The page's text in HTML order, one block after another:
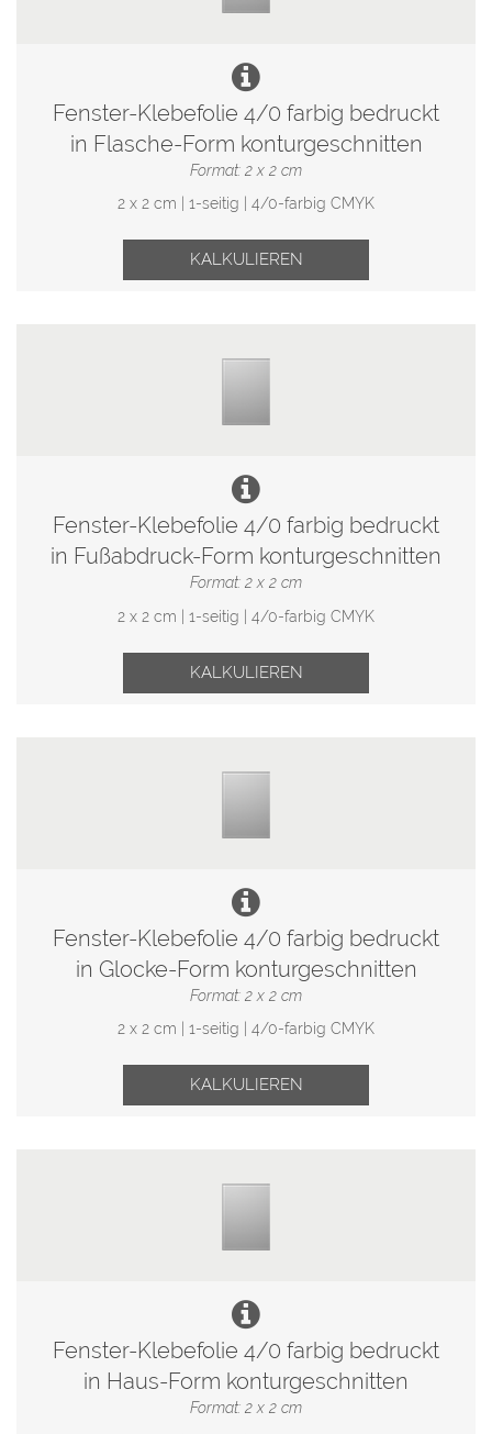
Fenster-Klebefolie 4/0 farbig bedruckt
in Flasche-Form konturgeschnitten
Format: 2 x 2 cm
2 x 2 cm | 1-seitig | 4/0-farbig CMYK
KALKULIEREN
Fenster-Klebefolie 4/0 farbig bedruckt
in Fußabdruck-Form konturgeschnitten
Format: 2 x 2 cm
2 x 2 cm | 1-seitig | 4/0-farbig CMYK
KALKULIEREN
Fenster-Klebefolie 4/0 farbig bedruckt
in Glocke-Form konturgeschnitten
Format: 2 x 2 cm
2 x 2 cm | 1-seitig | 4/0-farbig CMYK
KALKULIEREN
Fenster-Klebefolie 4/0 farbig bedruckt
in Haus-Form konturgeschnitten
Format: 2 x 2 cm